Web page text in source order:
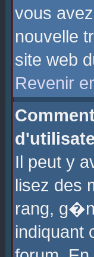
vous
nouvelle
site web
Revenir
Il peut y
lisez des
rang,
indiquant